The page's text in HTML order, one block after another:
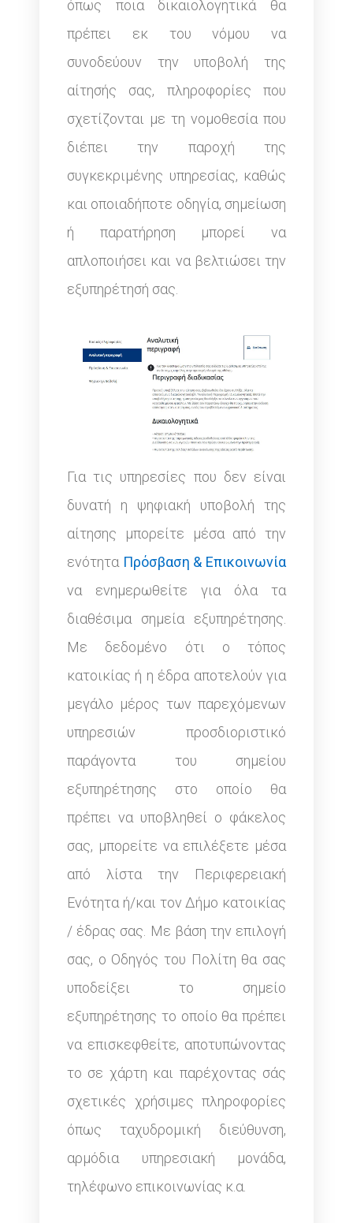
όπως ποια δικαιολογητικά θα
πρέπει εκ του νόμου να
συνοδεύουν την υποβολή της
αίτησής σας, πληροφορίες που
σχετίζονται με τη νομοθεσία που
διέπει την παροχή της
συγκεκριμένης υπηρεσίας, καθώς
και οποιαδήποτε οδηγία, σημείωση
ή παρατήρηση μπορεί να
απλοποιήσει και να βελτιώσει την
εξυπηρέτησή σας.
Για τις υπηρεσίες που δεν είναι
δυνατή η ψηφιακή υποβολή της
αίτησης μπορείτε μέσα από την
ενότητα Πρόσβαση & Επικοινωνία
να ενημερωθείτε για όλα τα
διαθέσιμα σημεία εξυπηρέτησης.
Με δεδομένο ότι ο τόπος
κατοικίας ή η έδρα αποτελούν για
μεγάλο μέρος των παρεχόμενων
υπηρεσιών προσδιοριστικό
παράγοντα του σημείου
εξυπηρέτησης στο οποίο θα
πρέπει να υποβληθεί ο φάκελος
σας, μπορείτε να επιλέξετε μέσα
από λίστα την Περιφερειακή
Ενότητα ή/και τον Δήμο κατοικίας
/ έδρας σας. Με βάση την επιλογή
σας, ο Οδηγός του Πολίτη θα σας
υποδείξει το σημείο
εξυπηρέτησης το οποίο θα πρέπει
να επισκεφθείτε, αποτυπώνοντας
το σε χάρτη και παρέχοντας σάς
σχετικές χρήσιμες πληροφορίες
όπως ταχυδρομική διεύθυνση,
αρμόδια υπηρεσιακή μονάδα,
τηλέφωνο επικοινωνίας κ.α.